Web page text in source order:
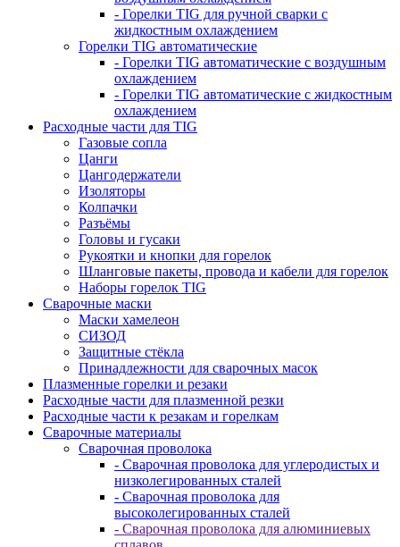
- Горелки TIG для ручной сварки с
жидкостным охлаждением
Горелки TIG автоматические
- Горелки TIG автоматические с воздушным
охлаждением
- Горелки TIG автоматические с жидкостным
охлаждением
Расходные части для TIG
Газовые сопла
Цанги
Цангодержатели
Изоляторы
Колпачки
Разъёмы
Головы и гусаки
Рукоятки и кнопки для горелок
Шланговые пакеты, провода и кабели для горелок
Наборы горелок TIG
Сварочные маски
Маски хамелеон
СИЗОД
Защитные стёкла
Принадлежности для сварочных масок
Плазменные горелки и резаки
Расходные части для плазменной резки
Расходные части к резакам и горелкам
Сварочные материалы
Сварочная проволока
- Сварочная проволока для углеродистых и
низколегированных сталей
- Сварочная проволока для
высоколегированных сталей
- Сварочная проволока для алюминиевых